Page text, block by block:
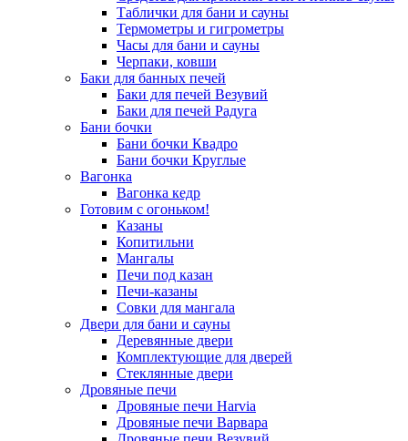
Таблички для бани и сауны
Термометры и гигрометры
Часы для бани и сауны
Черпаки, ковши
Баки для банных печей
Баки для печей Везувий
Баки для печей Радуга
Бани бочки
Бани бочки Квадро
Бани бочки Круглые
Вагонка
Вагонка кедр
Готовим с огоньком!
Казаны
Копитильни
Мангалы
Печи под казан
Печи-казаны
Совки для мангала
Двери для бани и сауны
Деревянные двери
Комплектующие для дверей
Стеклянные двери
Дровяные печи
Дровяные печи Harvia
Дровяные печи Варвара